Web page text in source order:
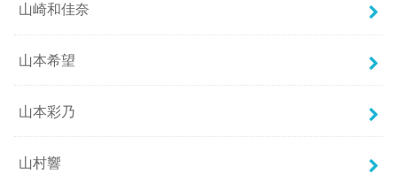
山崎和佳奈
山本希望
山本彩乃
山村響